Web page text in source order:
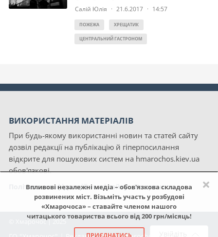
×
Впливові незалежні медіа – обов'язкова складова
розвинених міст. Візьміть участь у розбудові
«Хмарочоса» – ставайте членом нашого
читацького товариства всього від 200 грн/місяць!
ПРИЄДНАТИСЬ
Салій Юлія · 21.6.2017 · 14:57
ПОЖЕЖА ХРЕЩАТИК
ЦЕНТРАЛЬНИЙ ГАСТРОНОМ
ВИКОРИСТАННЯ МАТЕРІАЛІВ
При будь-якому використанні новин та статей сайту
дозвіл редакції на публікацію й гіперпосилання
відкрите для пошукових систем на hmarochos.kiev.ua
обов'язкові.
Політика конфіденційності сайту «Хмарочос»
© Хмарочос | 2025